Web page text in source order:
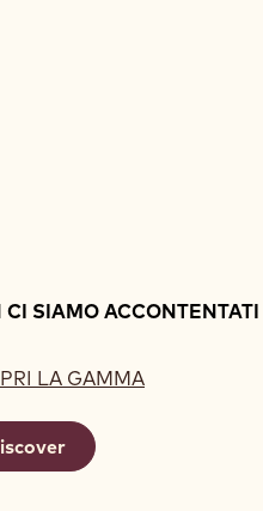
CI SIAMO
LA GAMMA